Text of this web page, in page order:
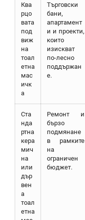
Ква
рцо
вата
под
виж
на
тоал
етна
мас
ичк
а
Търговски
бани,
апартамент
и и проекти,
които
изискват
по-лесно
поддържан
е.
Ста
нда
ртна
кера
мич
на
или
дър
вен
а
тоал
етна
Ремонт и
бързо
подмянане
в рамките
на
ограничен
бюджет.